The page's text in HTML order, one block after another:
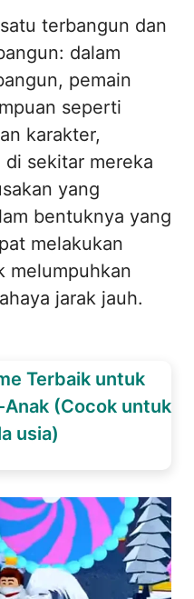
terbangun dan
dalam
pemain
seperti
karakter,
sekitar mereka
yang
bentuknya yang
melakukan
melumpuhkan
jarak jauh.
Terbaik untuk
Anak (Cocok untuk
usia)